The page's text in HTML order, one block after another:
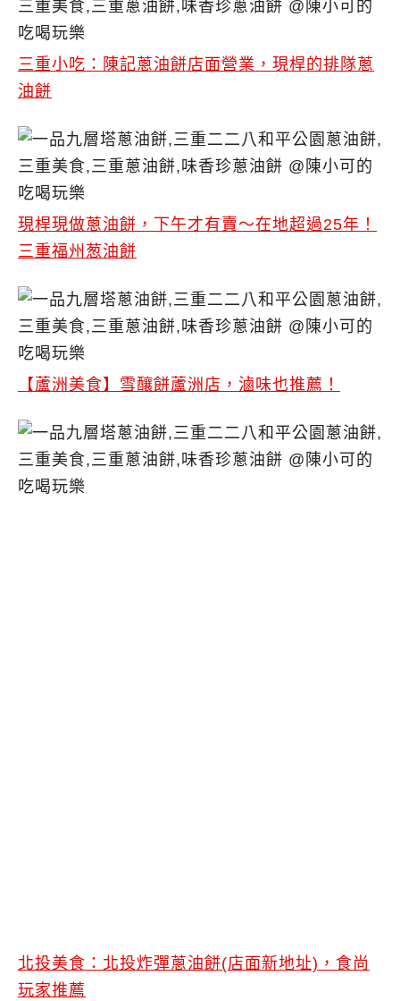
三重小吃：陳記蔥油餅店面營業，現桿的排隊蔥
油餅
現桿現做蔥油餅，下午才有賣～在地超過25年！
三重福州葱油餅
【蘆洲美食】雪釀餅蘆洲店，滷味也推薦！
北投美食：北投炸彈蔥油餅(店面新地址)，食尚
玩家推薦